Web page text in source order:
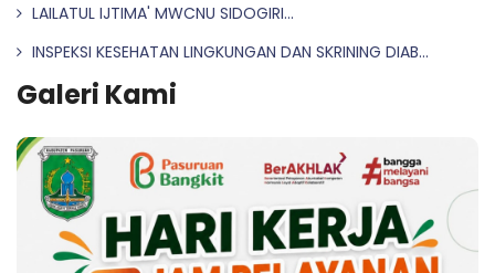
LAILATUL IJTIMA' MWCNU SIDOGIRI...
INSPEKSI KESEHATAN LINGKUNGAN DAN SKRINING DIAB...
Galeri Kami